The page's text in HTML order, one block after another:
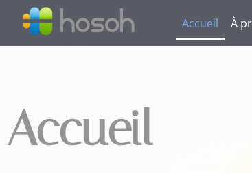
Accueil À
Accueil